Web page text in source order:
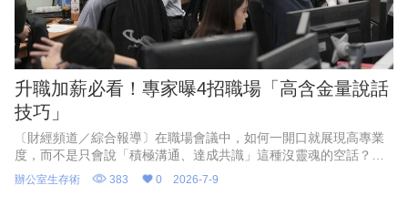
升職加薪必看！專家曝4招職場「高含金量說話
技巧」
〔財經頻道／綜合報導〕在職場會議中，如何一開口就展現高專業
度，而不是只會說「積極溝通、達成共識」這種沒靈魂的空話？專
家表示，職場成功人士的聰明表達，關鍵在於「清晰的全局思維與
推動事情的智慧」，只要在會
辦公室生存術 383 0 2026-7-9